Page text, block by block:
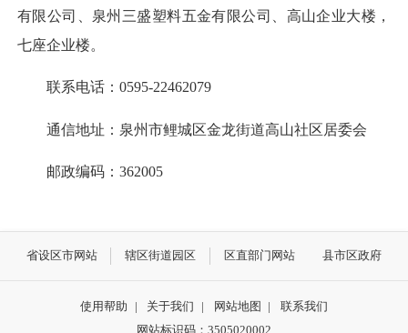
有限公司、泉州三盛塑料五金有限公司、高山企业大楼，
七座企业楼。
联系电话：0595-22462079
通信地址：泉州市鲤城区金龙街道高山社区居委会
邮政编码：362005
省设区市网站 辖区街道园区 区直部门网站 县市区政府
使用帮助 | 关于我们 | 网站地图 |
联系我们
网站标识码：3505020002